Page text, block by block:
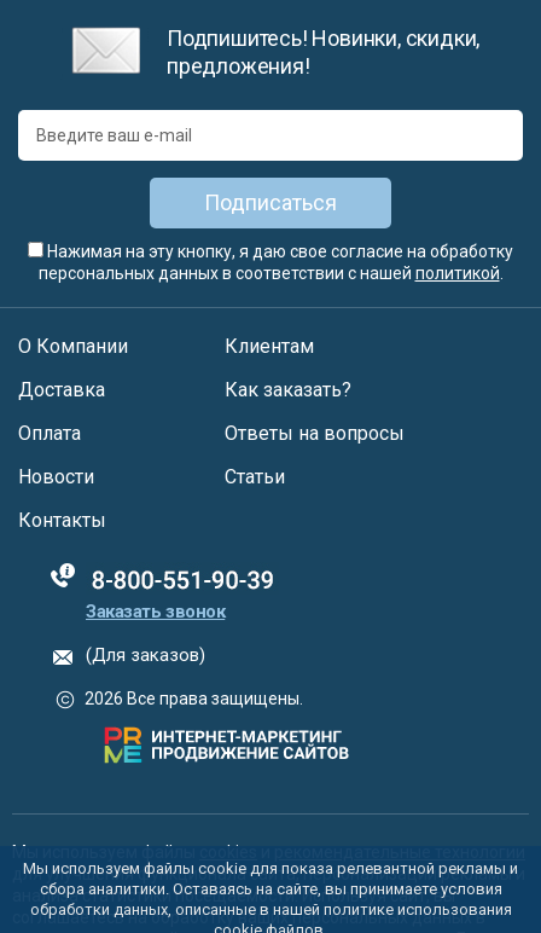
Подпишитесь! Новинки, скидки,
предложения!
Подписаться
Нажимая на эту кнопку, я даю свое согласие на обработку
персональных данных в соответствии с нашей политикой
О Компании
Доставка
Оплата
Новости
Клиентам
Как заказать?
Ответы на вопросы
Статьи
Контакты
88005555550
Заказать звонок
(Для заказов)
2026 Все права защищены.
Мы используем файлы cookies
для улучшения функционала сайта, персонализации рекламы и
анализа статистики посещаемости. Используя сайт, вы
соглашаетесь на обработку ваших персональных данных в
Мы используем файлы cookie для показа релевантной рекламы и
сбора аналитики. Оставаясь на сайте, вы принимаете условия
обработки данных, описанные в нашей политике использования